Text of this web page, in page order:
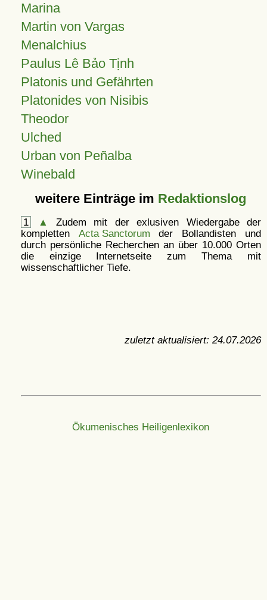
Marina
Martin von Vargas
Menalchius
Paulus Lê Bảo Tịnh
Platonis und Gefährten
Platonides von Nisibis
Theodor
Ulched
Urban von Peñalba
Winebald
weitere Einträge im Redaktionslog
1 ▲
Zudem mit der exlusiven Wiedergabe der
kompletten Acta Sanctorum der Bollandisten und
durch persönliche Recherchen an über 10.000 Orten
die einzige Internetseite zum Thema mit
wissenschaftlicher Tiefe.
zuletzt aktualisiert: 24.07.2026
Ökumenisches Heiligenlexikon